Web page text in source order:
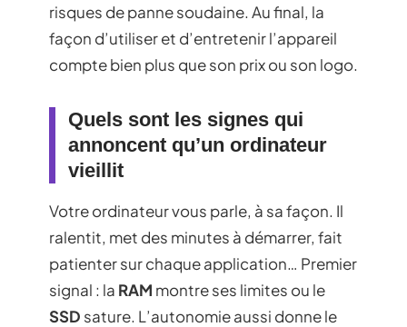
risques de panne soudaine. Au final, la
façon d’utiliser et d’entretenir l’appareil
compte bien plus que son prix ou son logo.
Quels sont les signes qui
annoncent qu’un ordinateur
vieillit
Votre ordinateur vous parle, à sa façon. Il
ralentit, met des minutes à démarrer, fait
patienter sur chaque application… Premier
signal : la RAM montre ses limites ou le
SSD sature. L’autonomie aussi donne le